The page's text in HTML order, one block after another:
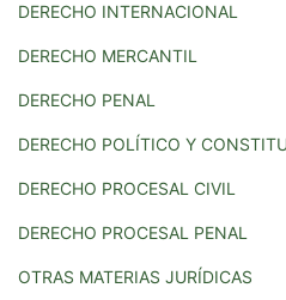
DERECHO INTERNACIONAL
DERECHO MERCANTIL
DERECHO PENAL
DERECHO POLÍTICO Y
DERECHO PROCESAL CIVIL
DERECHO PROCESAL PENAL
OTRAS MATERIAS JURÍDICAS